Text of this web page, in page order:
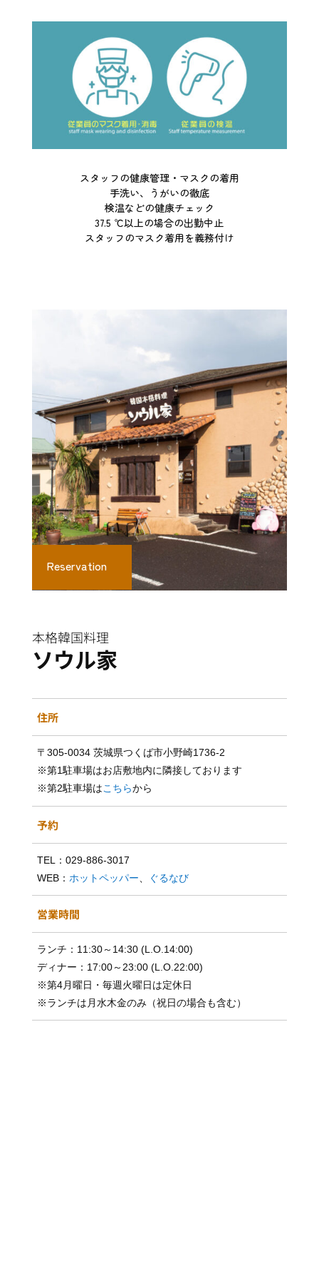
スタッフの健康管理・ マスクの着用
手洗い、うがいの徹底
検温などの健康チェック
37.5 ℃以上の場合の出勤中止
スタッフのマスク着用を義務付け
Reservation
本格韓国料理
ソウル家
住所
〒305-0034 茨城県つくば市小野崎1736-2
※第1駐車場はお店敷地内に隣接しております
※第2駐車場はこちらから
予約
TEL：029-886-3017
WEB： ホットペッパー ぐるなび
営業時間
ランチ：11:30～14:30 (L.O.14:00)
ディナー：17:00～23:00 (L.O.22:00)
※第4月曜日・毎週火曜日は定休日
※ランチは月水木金のみ（祝日の場合も含む）